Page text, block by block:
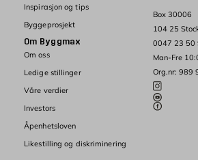
Box 30006
104 25
0047 23 50
Man-Fre
Org.nr: 989
Inspirasjon og tips
Byggeprosjekt
Om Byggmax
Om oss
Ledige stillinger
Våre verdier
Investors
Åpenhetsloven
Likestilling og diskriminering